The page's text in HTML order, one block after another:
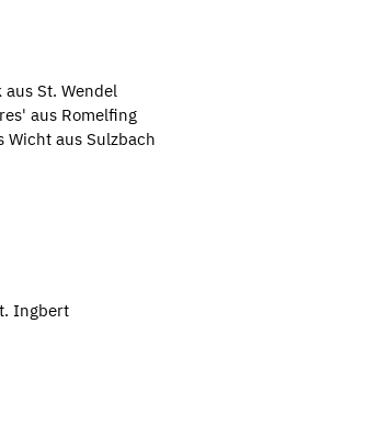
St. Wendel
aus Romelfing
Wicht aus Sulzbach
Ingbert